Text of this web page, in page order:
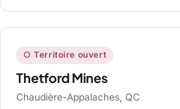
○ Territoire ouvert
Thetford Mines
Chaudière-Appalaches, QC